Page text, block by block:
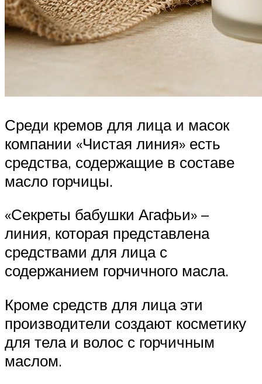
Среди кремов для лица и масок
компании «Чистая линия» есть
средства, содержащие в составе
масло горчицы.
«Секреты бабушки Агафьи» –
линия, которая представлена
средствами для лица с
содержанием горчичного масла.
Кроме средств для лица эти
производители создают косметику
для тела и волос с горчичным
маслом.